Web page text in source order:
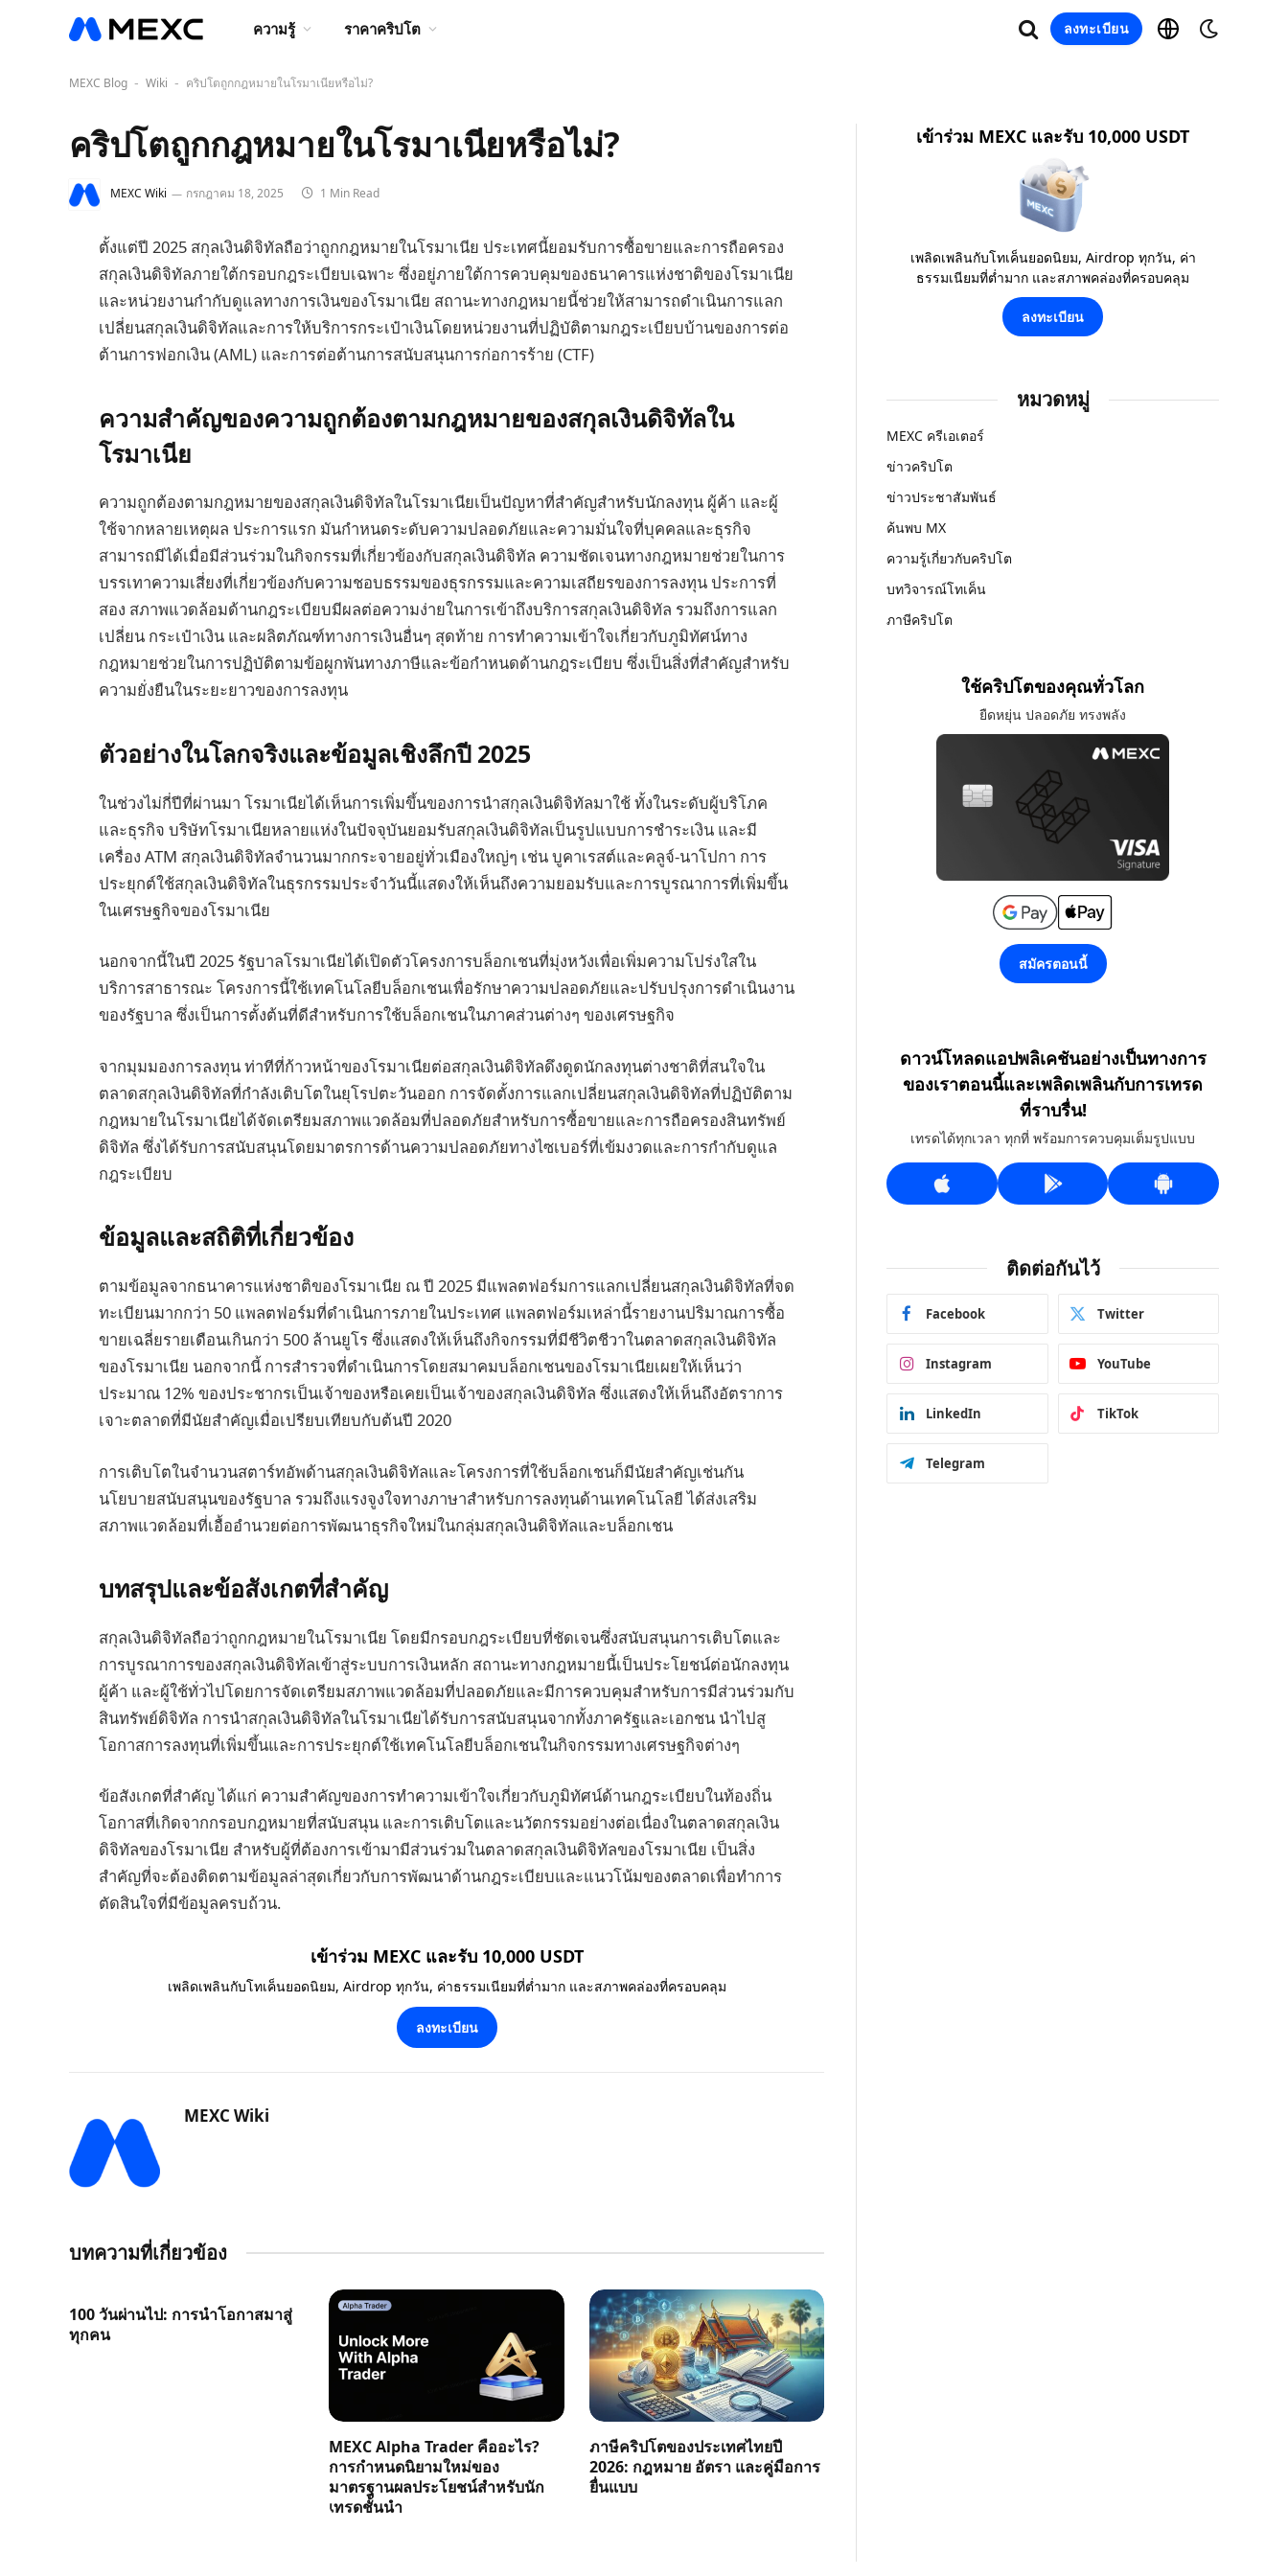
ความรู้ ราคาคริปโต ลงทะเบียน
MEXC Blog - Wiki - คริปโตถูกกฎหมายในโรมาเนียหรือไม่?
คริปโตถูกกฎหมายในโรมาเนียหรือไม่?
MEXC Wiki กรกฎาคม 18, 2025 1 Min Read
ตั้งแต่ปี 2025 สกุลเงินดิจิทัลถือว่าถูกกฎหมายในโรมาเนีย ประเทศนี้ยอมรับการซื้อขายและการถือครอง
สกุลเงินดิจิทัลภายใต้กรอบกฎระเบียบเฉพาะ ซึ่งอยู่ภายใต้การควบคุมของธนาคารแห่งชาติของโรมาเนีย
และหน่วยงานกำกับดูแลทางการเงินของโรมาเนีย สถานะทางกฎหมายนี้ช่วยให้สามารถดำเนินการแลก
เปลี่ยนสกุลเงินดิจิทัลและการให้บริการกระเป๋าเงินโดยหน่วยงานที่ปฏิบัติตามกฎระเบียบบ้านของการต่อ
ต้านการฟอกเงิน (AML) และการต่อต้านการสนับสนุนการก่อการร้าย (CTF)
ความสำคัญของความถูกต้องตามกฎหมายของสกุลเงินดิจิทัลใน
โรมาเนีย
ความถูกต้องตามกฎหมายของสกุลเงินดิจิทัลในโรมาเนียเป็นปัญหาที่สำคัญสำหรับนักลงทุน ผู้ค้า และผู้
ใช้จากหลายเหตุผล ประการแรก มันกำหนดระดับความปลอดภัยและความมั่นใจที่บุคคลและธุรกิจ
สามารถมีได้เมื่อมีส่วนร่วมในกิจกรรมที่เกี่ยวข้องกับสกุลเงินดิจิทัล ความชัดเจนทางกฎหมายช่วยในการ
บรรเทาความเสี่ยงที่เกี่ยวข้องกับความชอบธรรมของธุรกรรมและความเสถียรของการลงทุน ประการที่
สอง สภาพแวดล้อมด้านกฎระเบียบมีผลต่อความง่ายในการเข้าถึงบริการสกุลเงินดิจิทัล รวมถึงการแลก
เปลี่ยน กระเป๋าเงิน และผลิตภัณฑ์ทางการเงินอื่นๆ สุดท้าย การทำความเข้าใจเกี่ยวกับภูมิทัศน์ทาง
กฎหมายช่วยในการปฏิบัติตามข้อผูกพันทางภาษีและข้อกำหนดด้านกฎระเบียบ ซึ่งเป็นสิ่งที่สำคัญสำหรับ
ความยั่งยืนในระยะยาวของการลงทุน
ตัวอย่างในโลกจริงและข้อมูลเชิงลึกปี 2025
ในช่วงไม่กี่ปีที่ผ่านมา โรมาเนียได้เห็นการเพิ่มขึ้นของการนำสกุลเงินดิจิทัลมาใช้ ทั้งในระดับผู้บริโภค
และธุรกิจ บริษัทโรมาเนียหลายแห่งในปัจจุบันยอมรับสกุลเงินดิจิทัลเป็นรูปแบบการชำระเงิน และมี
เครื่อง ATM สกุลเงินดิจิทัลจำนวนมากกระจายอยู่ทั่วเมืองใหญ่ๆ เช่น บูคาเรสต์และคลูจ์-นาโปกา การ
ประยุกต์ใช้สกุลเงินดิจิทัลในธุรกรรมประจำวันนี้แสดงให้เห็นถึงความยอมรับและการบูรณาการที่เพิ่มขึ้น
ในเศรษฐกิจของโรมาเนีย
นอกจากนี้ในปี 2025 รัฐบาลโรมาเนียได้เปิดตัวโครงการบล็อกเชนที่มุ่งหวังเพื่อเพิ่มความโปร่งใสใน
บริการสาธารณะ โครงการนี้ใช้เทคโนโลยีบล็อกเชนเพื่อรักษาความปลอดภัยและปรับปรุงการดำเนินงาน
ของรัฐบาล ซึ่งเป็นการตั้งต้นที่ดีสำหรับการใช้บล็อกเชนในภาคส่วนต่างๆ ของเศรษฐกิจ
จากมุมมองการลงทุน ท่าทีที่ก้าวหน้าของโรมาเนียต่อสกุลเงินดิจิทัลดึงดูดนักลงทุนต่างชาติที่สนใจใน
ตลาดสกุลเงินดิจิทัลที่กำลังเติบโตในยุโรปตะวันออก การจัดตั้งการแลกเปลี่ยนสกุลเงินดิจิทัลที่ปฏิบัติตาม
กฎหมายในโรมาเนียได้จัดเตรียมสภาพแวดล้อมที่ปลอดภัยสำหรับการซื้อขายและการถือครองสินทรัพย์
ดิจิทัล ซึ่งได้รับการสนับสนุนโดยมาตรการด้านความปลอดภัยทางไซเบอร์ที่เข้มงวดและการกำกับดูแล
กฎระเบียบ
ข้อมูลและสถิติที่เกี่ยวข้อง
ตามข้อมูลจากธนาคารแห่งชาติของโรมาเนีย ณ ปี 2025 มีแพลตฟอร์มการแลกเปลี่ยนสกุลเงินดิจิทัลที่จด
ทะเบียนมากกว่า 50 แพลตฟอร์มที่ดำเนินการภายในประเทศ แพลตฟอร์มเหล่านี้รายงานปริมาณการซื้อ
ขายเฉลี่ยรายเดือนเกินกว่า 500 ล้านยูโร ซึ่งแสดงให้เห็นถึงกิจกรรมที่มีชีวิตชีวาในตลาดสกุลเงินดิจิทัล
ของโรมาเนีย นอกจากนี้ การสำรวจที่ดำเนินการโดยสมาคมบล็อกเชนของโรมาเนียเผยให้เห็นว่า
ประมาณ 12% ของประชากรเป็นเจ้าของหรือเคยเป็นเจ้าของสกุลเงินดิจิทัล ซึ่งแสดงให้เห็นถึงอัตราการ
เจาะตลาดที่มีนัยสำคัญเมื่อเปรียบเทียบกับต้นปี 2020
การเติบโตในจำนวนสตาร์ทอัพด้านสกุลเงินดิจิทัลและโครงการที่ใช้บล็อกเชนก็มีนัยสำคัญเช่นกัน
นโยบายสนับสนุนของรัฐบาล รวมถึงแรงจูงใจทางภาษาสำหรับการลงทุนด้านเทคโนโลยี ได้ส่งเสริม
สภาพแวดล้อมที่เอื้ออำนวยต่อการพัฒนาธุรกิจใหม่ในกลุ่มสกุลเงินดิจิทัลและบล็อกเชน
บทสรุปและข้อสังเกตที่สำคัญ
สกุลเงินดิจิทัลถือว่าถูกกฎหมายในโรมาเนีย โดยมีกรอบกฎระเบียบที่ชัดเจนซึ่งสนับสนุนการเติบโตและ
การบูรณาการของสกุลเงินดิจิทัลเข้าสู่ระบบการเงินหลัก สถานะทางกฎหมายนี้เป็นประโยชน์ต่อนักลงทุน
ผู้ค้า และผู้ใช้ทั่วไปโดยการจัดเตรียมสภาพแวดล้อมที่ปลอดภัยและมีการควบคุมสำหรับการมีส่วนร่วมกับ
สินทรัพย์ดิจิทัล การนำสกุลเงินดิจิทัลในโรมาเนียได้รับการสนับสนุนจากทั้งภาครัฐและเอกชน นำไปสู
โอกาสการลงทุนที่เพิ่มขึ้นและการประยุกต์ใช้เทคโนโลยีบล็อกเชนในกิจกรรมทางเศรษฐกิจต่างๆ
ข้อสังเกตที่สำคัญ ได้แก่ ความสำคัญของการทำความเข้าใจเกี่ยวกับภูมิทัศน์ด้านกฎระเบียบในท้องถิ่น
โอกาสที่เกิดจากกรอบกฎหมายที่สนับสนุน และการเติบโตและนวัตกรรมอย่างต่อเนื่องในตลาดสกุลเงิน
ดิจิทัลของโรมาเนีย สำหรับผู้ที่ต้องการเข้ามามีส่วนร่วมในตลาดสกุลเงินดิจิทัลของโรมาเนีย เป็นสิ่ง
สำคัญที่จะต้องติดตามข้อมูลล่าสุดเกี่ยวกับการพัฒนาด้านกฎระเบียบและแนวโน้มของตลาดเพื่อทำการ
ตัดสินใจที่มีข้อมูลครบถ้วน.
เข้าร่วม MEXC และรับ 10,000 USDT
เพลิดเพลินกับโทเค็นยอดนิยม, Airdrop ทุกวัน, ค่าธรรมเนียมที่ต่ำมาก และสภาพคล่องที่ครอบคลุม
ลงทะเบียน
MEXC Wiki
บทความที่เกี่ยวข้อง
100 วันผ่านไป: การนำโอกาสมาสู่
ทุกคน
MEXC Alpha Trader คืออะไร?
การกำหนดนิยามใหม่ของ
มาตรฐานผลประโยชน์สำหรับนัก
เทรดชั้นนำ
ภาษีคริปโตของประเทศไทยปี
2026: กฎหมาย อัตรา และคู่มือการ
ยื่นแบบ
เข้าร่วม MEXC และรับ 10,000 USDT
เพลิดเพลินกับโทเค็นยอดนิยม, Airdrop ทุกวัน, ค่า
ธรรมเนียมที่ต่ำมาก และสภาพคล่องที่ครอบคลุม
ลงทะเบียน
หมวดหมู่
MEXC ครีเอเตอร์
ข่าวคริปโต
ข่าวประชาสัมพันธ์
ค้นพบ MX
ความรู้เกี่ยวกับคริปโต
บทวิจารณ์โทเค็น
ภาษีคริปโต
ใช้คริปโตของคุณทั่วโลก
ยืดหยุ่น ปลอดภัย ทรงพลัง
สมัครตอนนี้
ดาวน์โหลดแอปพลิเคชันอย่างเป็นทางการ
ของเราตอนนี้และเพลิดเพลินกับการเทรด
ที่ราบรื่น!
เทรดได้ทุกเวลา ทุกที่ พร้อมการควบคุมเต็มรูปแบบ
ติดต่อกันไว้
Facebook Twitter
Instagram YouTube
LinkedIn TikTok
Telegram